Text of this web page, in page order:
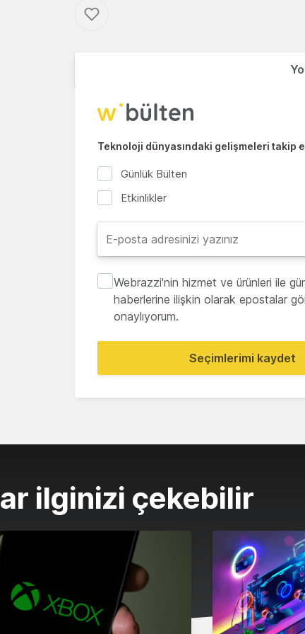
Teknoloji dünyasındaki gelişmeleri takip
Günlük Bülten
Etkinlikler
Webrazzi'nin hizmet ve ürünleri ile
haberlerine ilişkin olarak epostalar
onaylıyorum.
Seçimlerimi kaydet
ilginizi çekebilir